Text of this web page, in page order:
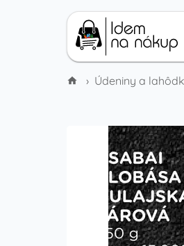
› Údeniny a